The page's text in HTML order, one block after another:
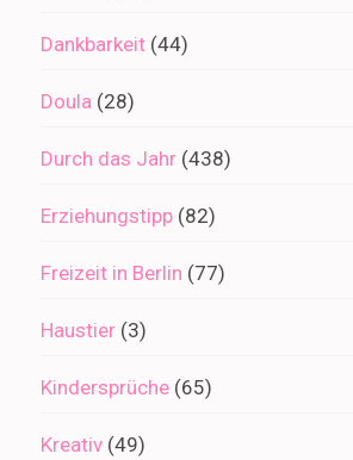
Dankbarkeit (44)
Doula (28)
Durch das Jahr (438)
Erziehungstipp (82)
Freizeit in Berlin (77)
Haustier (3)
Kindersprüche (65)
Kreativ (49)